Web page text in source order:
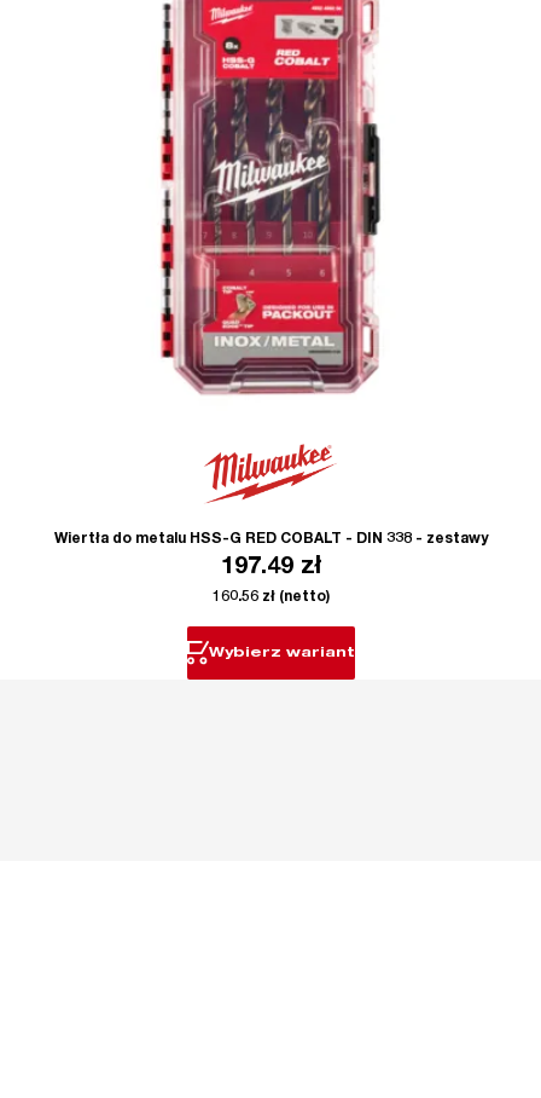
Wiertła do metalu HSS-G RED COBALT - DIN 338 - zestawy
197.49 zł
160.56 zł(netto)
Wybierz wariant